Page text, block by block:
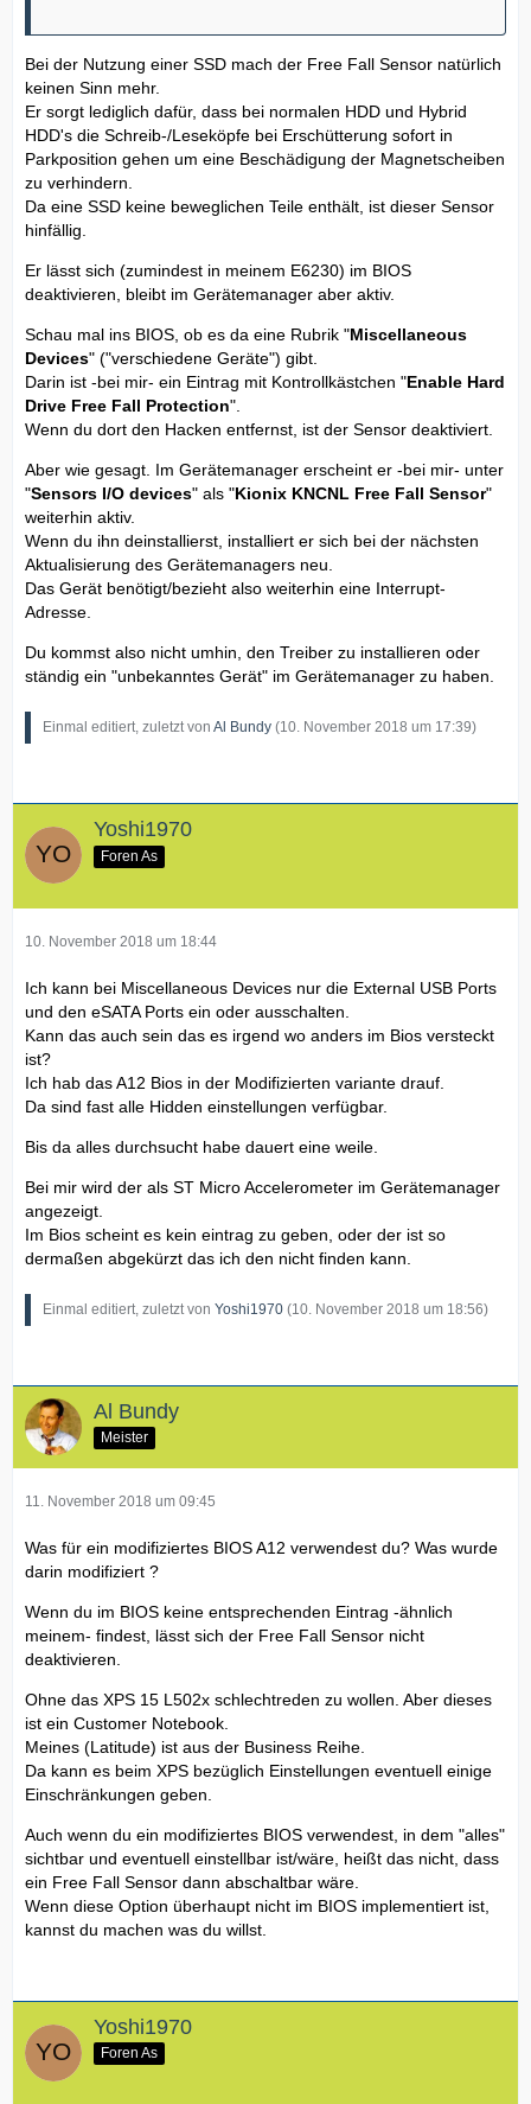
Bei der Nutzung einer SSD mach der Free Fall Sensor natürlich
keinen Sinn mehr.
Er sorgt lediglich dafür, dass bei normalen HDD und Hybrid
HDD's die Schreib-/Leseköpfe bei Erschütterung sofort in
Parkposition gehen um eine Beschädigung der Magnetscheiben
zu verhindern.
Da eine SSD keine beweglichen Teile enthält, ist dieser Sensor
hinfällig.
Er lässt sich (zumindest in meinem E6230) im BIOS
deaktivieren, bleibt im Gerätemanager aber aktiv.
Schau mal ins BIOS, ob es da eine Rubrik "Miscellaneous
Devices" ("verschiedene Geräte") gibt.
Darin ist -bei mir- ein Eintrag mit Kontrollkästchen "Enable Hard
Drive Free Fall Protection".
Wenn du dort den Hacken entfernst, ist der Sensor deaktiviert.
Aber wie gesagt. Im Gerätemanager erscheint er -bei mir- unter
"Sensors I/O devices" als "Kionix KNCNL Free Fall Sensor"
weiterhin aktiv.
Wenn du ihn deinstallierst, installiert er sich bei der nächsten
Aktualisierung des Gerätemanagers neu.
Das Gerät benötigt/bezieht also weiterhin eine Interrupt-
Adresse.
Du kommst also nicht umhin, den Treiber zu installieren oder
ständig ein "unbekanntes Gerät" im Gerätemanager zu haben.
Einmal editiert, zuletzt von Al Bundy (10. November 2018 um 17:39)
Yoshi1970
Foren As
10. November 2018 um 18:44
Ich kann bei Miscellaneous Devices nur die External USB Ports
und den eSATA Ports ein oder ausschalten.
Kann das auch sein das es irgend wo anders im Bios versteckt
ist?
Ich hab das A12 Bios in der Modifizierten variante drauf.
Da sind fast alle Hidden einstellungen verfügbar.
Bis da alles durchsucht habe dauert eine weile.
Bei mir wird der als ST Micro Accelerometer im Gerätemanager
angezeigt.
Im Bios scheint es kein eintrag zu geben, oder der ist so
dermaßen abgekürzt das ich den nicht finden kann.
Einmal editiert, zuletzt von Yoshi1970 (10. November 2018 um 18:56)
Al Bundy
Meister
11. November 2018 um 09:45
Was für ein modifiziertes BIOS A12 verwendest du? Was wurde
darin modifiziert ?
Wenn du im BIOS keine entsprechenden Eintrag -ähnlich
meinem- findest, lässt sich der Free Fall Sensor nicht
deaktivieren.
Ohne das XPS 15 L502x schlechtreden zu wollen. Aber dieses
ist ein Customer Notebook.
Meines (Latitude) ist aus der Business Reihe.
Da kann es beim XPS bezüglich Einstellungen eventuell einige
Einschränkungen geben.
Auch wenn du ein modifiziertes BIOS verwendest, in dem "alles"
sichtbar und eventuell einstellbar ist/wäre, heißt das nicht, dass
ein Free Fall Sensor dann abschaltbar wäre.
Wenn diese Option überhaupt nicht im BIOS implementiert ist,
kannst du machen was du willst.
Yoshi1970
Foren As